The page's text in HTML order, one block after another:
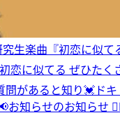
生楽曲『初恋に似
恋に似てる ぜひた
があると知り💓
お知らせのお知らせ